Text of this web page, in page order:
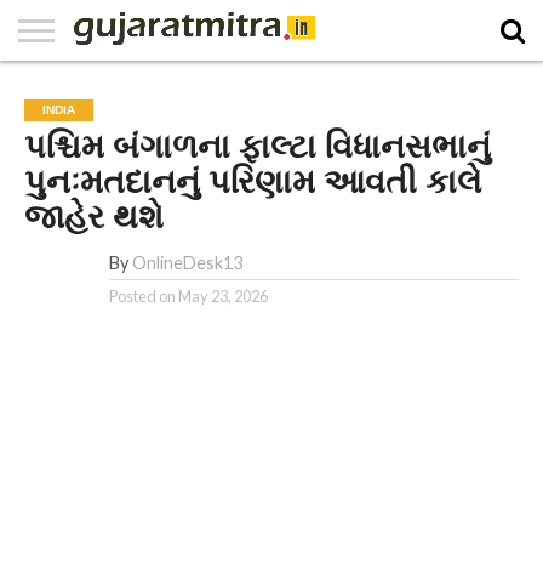
PAPER
NATIONAL
WORLD
BUSINESS
SPORTS
GUJARAT
OPINION
MORE
INDIA
પશ્ચિમ બંગાળના ફાલ્ટા વિધાનસભાનું
પુનઃમતદાનનું પરિણામ આવતી કાલે
જાહેર થશે
By OnlineDesk13
Posted on May 23, 2026